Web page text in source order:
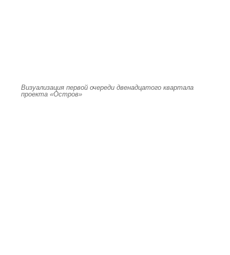
Визуализация первой очереди двенадцатого квартала
проекта «Остров»